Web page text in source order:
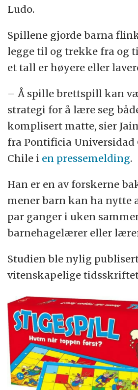
Ludo.
Spillene gjorde barna
legge til og trekke fra og
et tall er høyere eller
– Å spille brettspill kan
strategi for å lære seg
komplisert matte, sier
fra Pontificia Universidad
Chile i en pressemelding.
Han er en av forskerne
mener barn kan ha nytte
par ganger i uken
barnehagelærer eller
Studien ble nylig
vitenskapelige